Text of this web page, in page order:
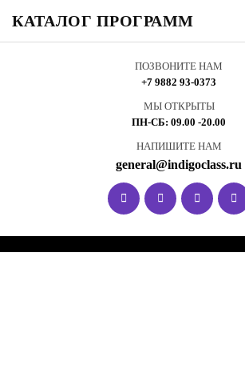
КАТАЛОГ ПРОГРАММ
ПОЗВОНИТЕ НАМ
+7 9882 93-0373
МЫ ОТКРЫТЫ
ПН-СБ: 09.00 -20.00
НАПИШИТЕ НАМ
general@indigoclass.ru